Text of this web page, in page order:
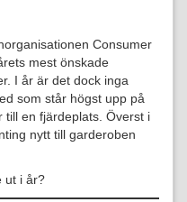
Consumer
mest önskade
I år är det dock inga
som står högst upp på
till en fjärdeplats. Överst i
nytt till garderoben
ut i år?